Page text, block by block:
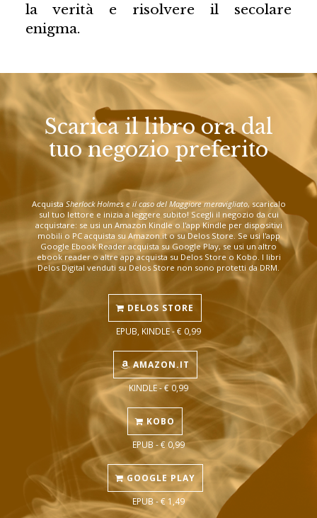
la verità e risolvere il secolare
enigma.
Scarica il libro ora dal
tuo negozio preferito
AcquistaSherlock Holmes e il caso del Maggiore meravigliato, scaricalo
sul tuo lettore e inizia a leggere subito! Scegli il negozio da cui
acquistare: se usi un Amazon Kindle o l'app Kindle per dispositivi
mobili o PC acquista su Amazon.it o su Delos Store. Se usi l'app
Google Ebook Reader acquista su Google Play, se usi un altro
ebook reader o altre app acquista su Delos Store o Kobo. I libri
Delos Digital venduti su Delos Store non sono protetti da DRM.
DELOS STORE
EPUB, KINDLE - € 0,99
AMAZON.IT
KINDLE - € 0,99
KOBO
EPUB - € 0,99
GOOGLE PLAY
EPUB - € 1,49